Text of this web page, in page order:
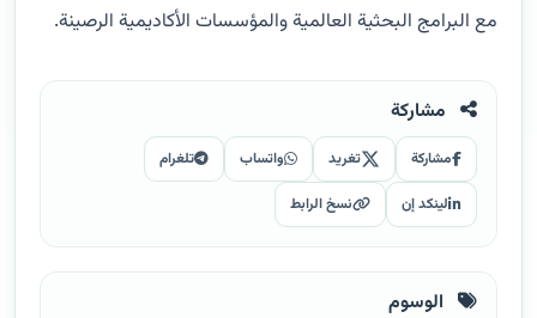
مع البرامج البحثية العالمية والمؤسسات الأكاديمية الرصينة.
مشاركة
مشاركة تغريد واتساب تلغرام
لينكد إن نسخ الرابط
الوسوم